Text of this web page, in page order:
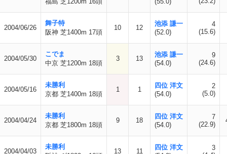
2004/06/26
舞子特
阪神 芝1400m 17頭
10 12
池添 謙一
(52.0)
4
(15.6)
2004/05/30
こでま
中京 芝1200m 18頭
3 13
池添 謙一
(54.0)
9
(24.6)
2004/05/16
未勝利
京都 芝1400m 18頭
1 1
四位 洋文
(54.0)
2
(5.0)
2004/04/24
未勝利
京都 芝1800m 18頭
9 18
四位 洋文
(54.0)
7
(22.9)
2004/04/03
未勝利
13 11
四位 洋文
3